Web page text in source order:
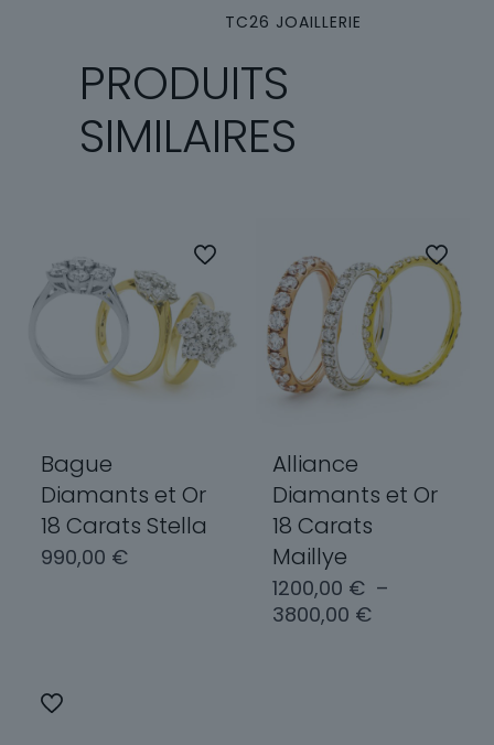
TC26 JOAILLERIE
PRODUITS
SIMILAIRES
Bague
Diamants et Or
18 Carats Stella
990,00 €
Ce
Alliance
Diamants et Or
18 Carats
Maillye
1200,00 € –
3800,00 €Plage